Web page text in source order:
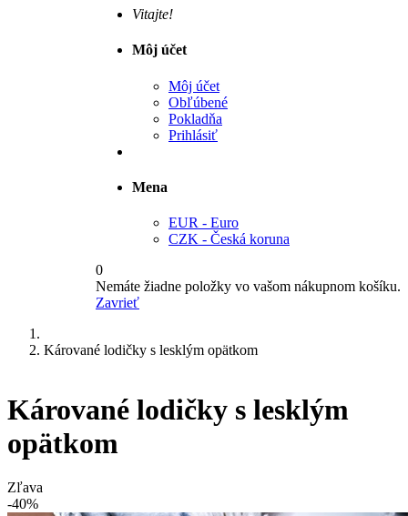
Vitajte!
Môj účet
Môj účet
Obľúbené
Pokladňa
Prihlásiť
Mena
EUR - Euro
CZK - Česká koruna
0
Nemáte žiadne položky vo vašom nákupnom košíku.
Zavrieť
Kárované lodičky s lesklým opätkom
Kárované lodičky s lesklým
opätkom
Zľava
-40%